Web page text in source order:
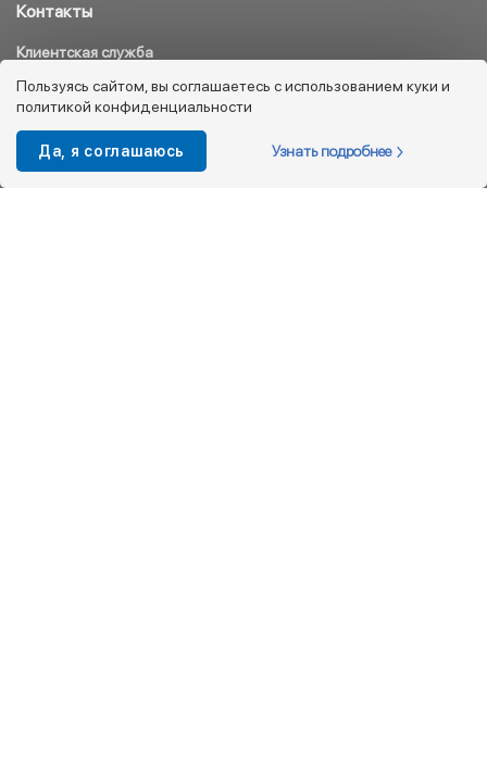
Контакты
Клиентская служба
8 800 333 08 45
info@kotofey.ru
Магазины в Москва (50)
Пользуясь сайтом, вы соглашаетесь с использованием куки и
политикой конфиденциальности
Да, я соглашаюсь Узнать подробнее